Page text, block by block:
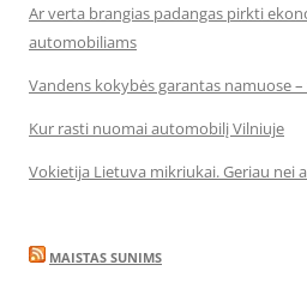
Ar verta brangias padangas pirkti
automobiliams
Vandens kokybės garantas namuose
Kur rasti nuomai automobilį Vilniuje
Vokietija Lietuva mikriukai. Geriau nei
MAISTAS SUNIMS